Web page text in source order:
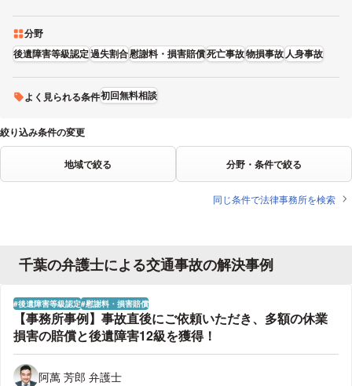
分野
後遺障害等級認定過失割合慰謝料・損害賠償死亡事故物損事故人身事故
よく見られる条件初回無料相談
絞り込み条件の変更
地域で絞る 分野・条件で絞る
同じ条件で法律事務所を検索
千葉の弁護士による交通事故の解決事例
後遺障害等級認定 慰謝料・損害賠償
【事務所事例】事故直後にご依頼いただき、多額の休業
損害の賠償と後遺障害12級を獲得！
阿萬 芳郎 弁護士